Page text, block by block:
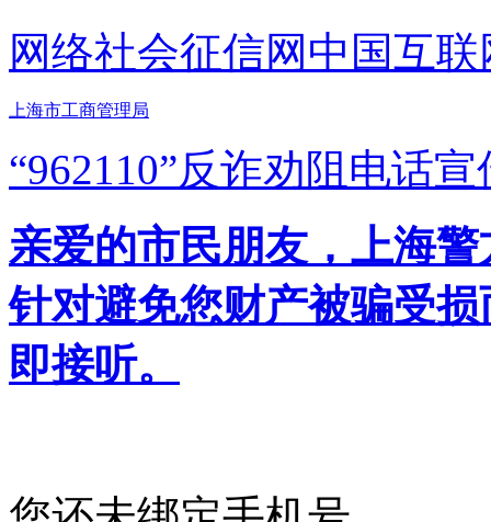
网络社会征信网 中国互
上海市工商管理局
“962110”反诈劝阻电话宣
亲爱的市民朋友，上海
针对避免您财产被骗受
即接听。